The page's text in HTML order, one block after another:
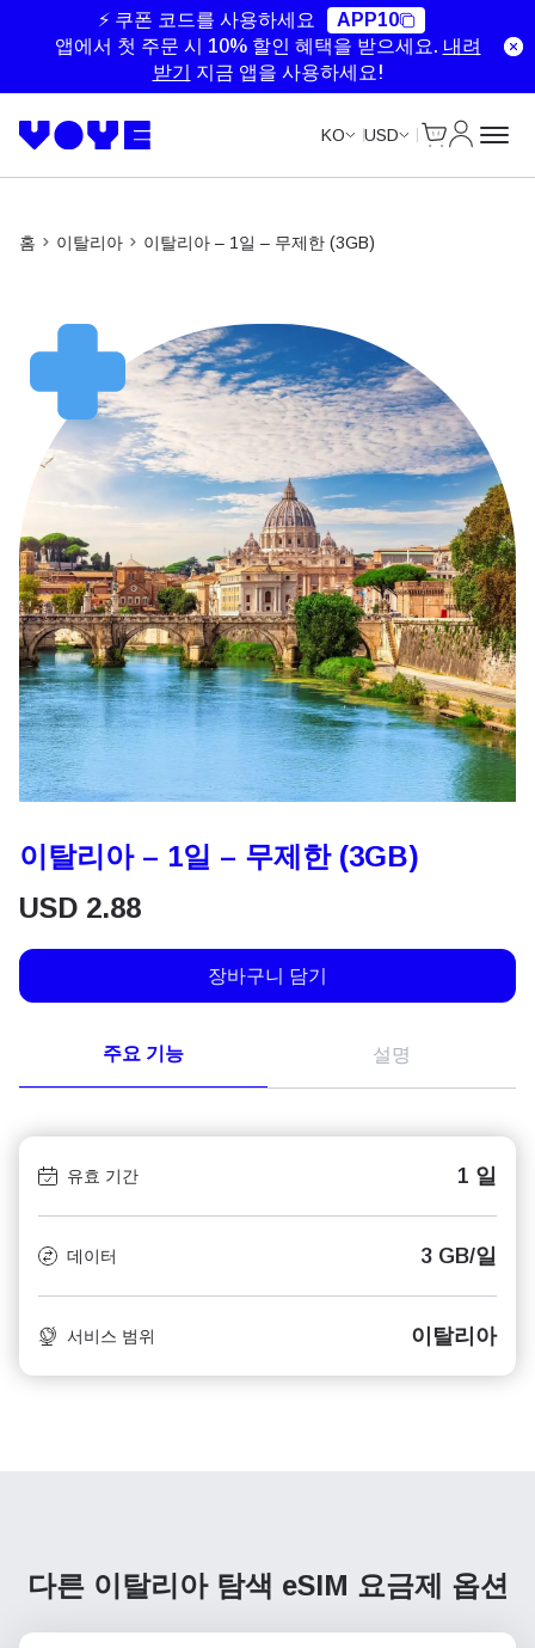
⚡ 쿠폰 코드를 사용하세요
APP10
앱에서 첫 주문 시 10% 할인 혜택을 받으세요. 내려
받기
지금 앱을 사용하세요!
KO USD
홈 이탈리아 이탈리아 – 1일 – 무제한 (3GB)
이탈리아 – 1일 – 무제한 (3GB)
USD 2.88
장바구니 담기
주요 기능 설명
유효 기간 1 일
데이터 3 GB/일
서비스 범위 이탈리아
다른 이탈리아 탐색 eSIM 요금제 옵션
Unlimited Data
Unlimited Data